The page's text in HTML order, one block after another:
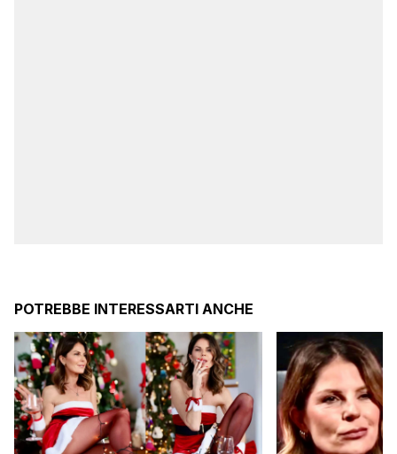
POTREBBE INTERESSARTI ANCHE